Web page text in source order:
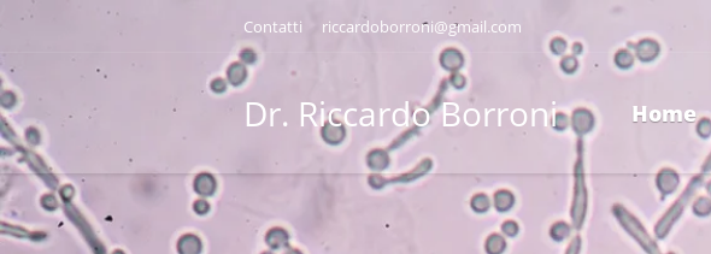
Contatti riccardoborroni@gmail.com
Dr. Riccardo Borroni Home